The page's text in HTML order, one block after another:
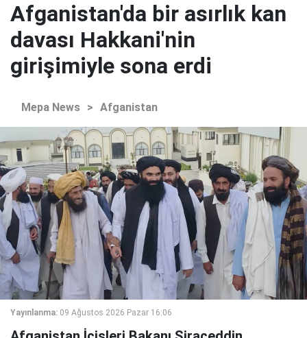
Afganistan'da bir asırlık kan
davası Hakkani'nin
girişimiyle sona erdi
Mepa News > Afganistan
Yayınlanma: 09 Ağustos 2026 Pazar 16:06